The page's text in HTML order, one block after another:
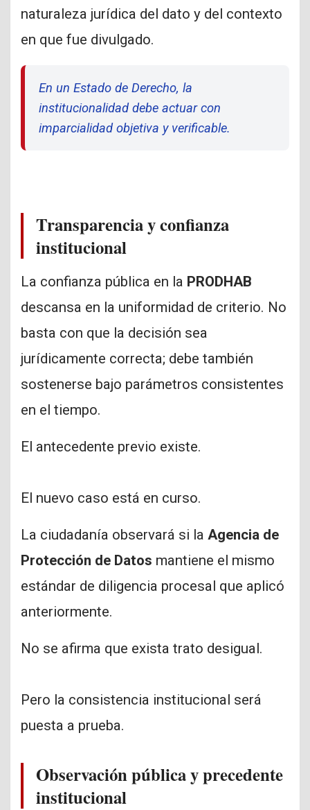
naturaleza jurídica del dato y del contexto
en que fue divulgado.
En un Estado de Derecho, la
institucionalidad debe actuar con
imparcialidad objetiva y verificable.
Transparencia y confianza
institucional
La confianza pública en la PRODHAB
descansa en la uniformidad de criterio. No
basta con que la decisión sea
jurídicamente correcta; debe también
sostenerse bajo parámetros consistentes
en el tiempo.
El antecedente previo existe.
El nuevo caso está en curso.
La ciudadanía observará si la Agencia de
Protección de Datos mantiene el mismo
estándar de diligencia procesal que aplicó
anteriormente.
No se afirma que exista trato desigual.
Pero la consistencia institucional será
puesta a prueba.
Observación pública y precedente
institucional